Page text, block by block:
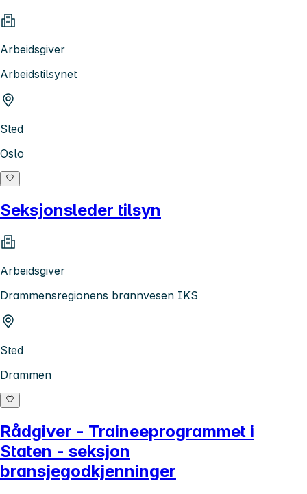
Arbeidsgiver
Arbeidstilsynet
Sted
Oslo
Seksjonsleder tilsyn
Arbeidsgiver
Drammensregionens brannvesen IKS
Sted
Drammen
Rådgiver - Traineeprogrammet i
Staten - seksjon
bransjegodkjenninger